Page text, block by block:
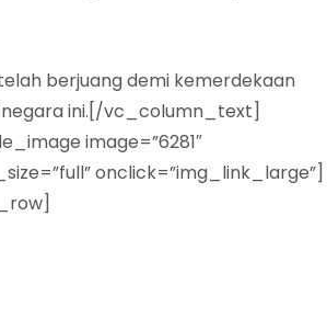
berjuang demi kemerdekaan
negara ini.[/vc_column_text]
image=”6281″
onclick=”img_link_large”]